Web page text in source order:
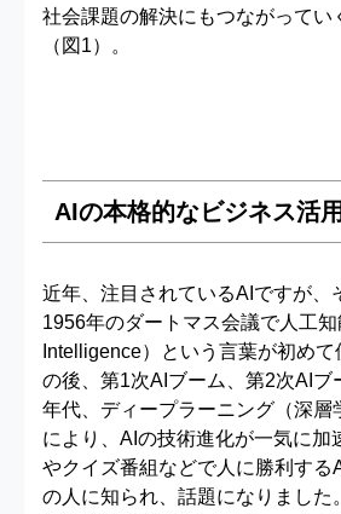
社会課題の解決にもつながってい
（図1）。
AIの本格的なビジネス活
近年、注目されているAIですが、
1956年のダートマス会議で人工知
Intelligence）という言葉が初め
の後、第1次AIブーム、第2次AIブ
年代、ディープラーニング（深層
により、AIの技術進化が一気に加
やクイズ番組などで人に勝利する
の人に知られ、話題になりました